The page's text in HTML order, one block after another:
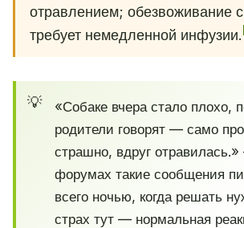
отравлением; обезвоживание
требует немедленной инфузии.
«Собаке вчера стало плохо,
родители говорят — само
страшно, вдруг
форумах такие сообщения
всего ночью, когда решать
страх тут — нормальная